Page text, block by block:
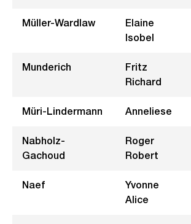
Müller-Wardlaw
Elaine
Isobel
Munderich
Fritz
Richard
Müri-Lindermann Anneliese
Nabholz-
Gachoud
Roger
Robert
Naef
Yvonne
Alice